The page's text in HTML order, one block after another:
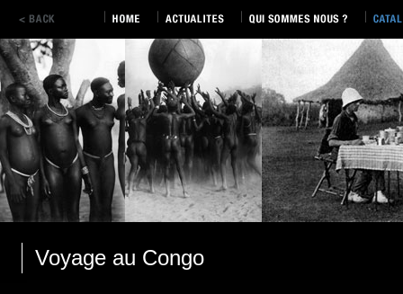
Voyage au Congo